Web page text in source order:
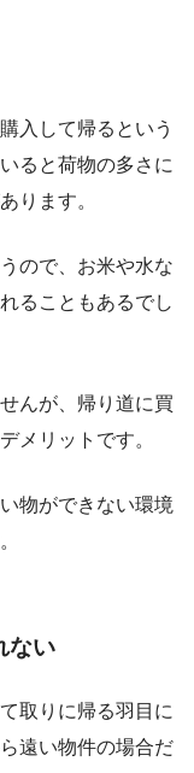
入して帰るという
ると荷物の多さに
ります。
ので、お米や水な
ることもあるでし
んが、帰り道に買
メリットです。
物ができない環境
ない
取りに帰る羽目に
遠い物件の場合だ